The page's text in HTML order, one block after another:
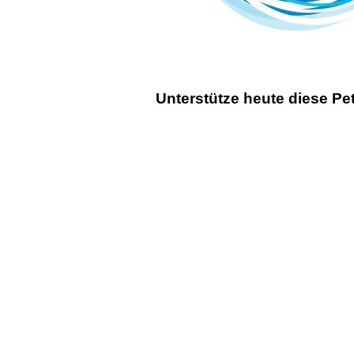
Unterstütze heute diese